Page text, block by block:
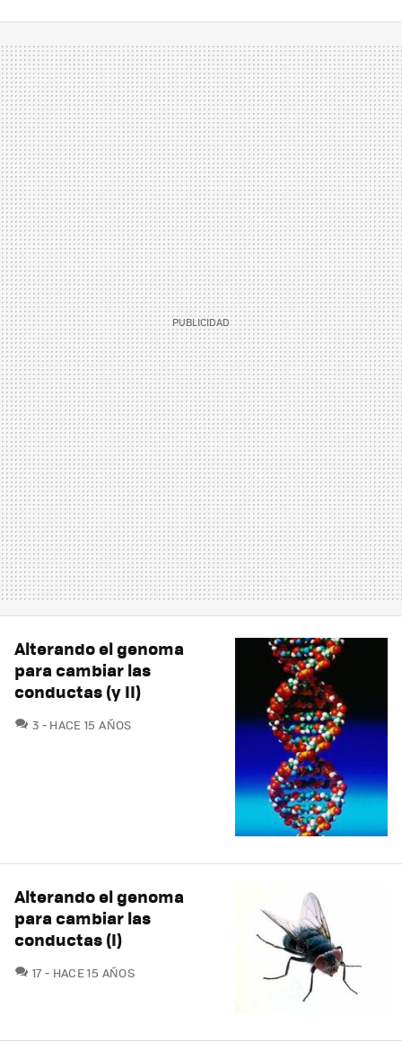
Alterando el genoma
para cambiar las
conductas (y II)
3 COMENTARIOS
HACE 15 AÑOS
Alterando el genoma
para cambiar las
conductas (I)
17COMENTARIOS
HACE 15 AÑOS